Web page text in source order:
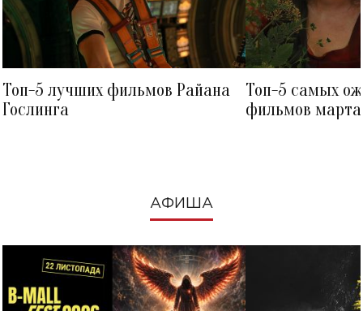
Топ-5 лучших фильмов Райана
Гослинга
Топ-5 самых
фильмов
АФИША